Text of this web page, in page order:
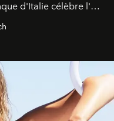
d'Italie célèbre l'art
intemporelle.